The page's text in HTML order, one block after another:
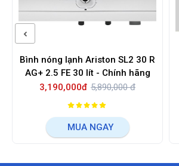
Bình nóng lạnh Ariston SL2 30 R
AG+ 2.5 FE 30 lít - Chính hãng
3,190,000đ 5,890,000 đ
MUA NGAY